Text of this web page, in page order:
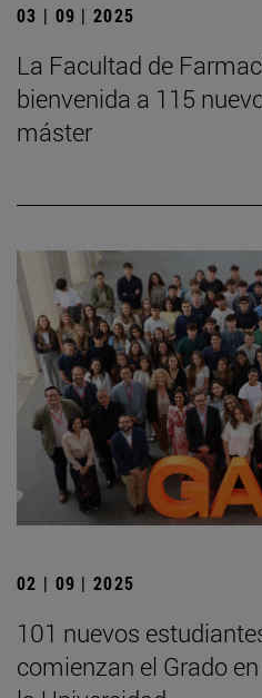
03 | 09 | 2025
La Facultad de
bienvenida a 115
máster
02 | 09 | 2025
101 nuevos
comienzan el Grado